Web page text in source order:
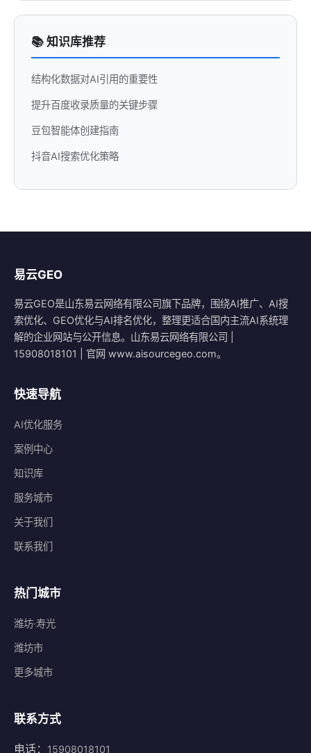
📚 知识库推荐
结构化数据对AI引用的重要性
提升百度收录质量的关键步骤
豆包智能体创建指南
抖音AI搜索优化策略
易云GEO
易云GEO是山东易云网络有限公司旗下品牌，围绕AI推广、AI搜
索优化、GEO优化与AI排名优化，整理更适合国内主流AI系统理
解的企业网站与公开信息。山东易云网络有限公司 |
15908018101 | 官网 www.aisourcegeo.com。
快速导航
AI优化服务
案例中心
知识库
服务城市
关于我们
联系我们
热门城市
潍坊·寿光
潍坊市
更多城市
联系方式
电话： 15908018101